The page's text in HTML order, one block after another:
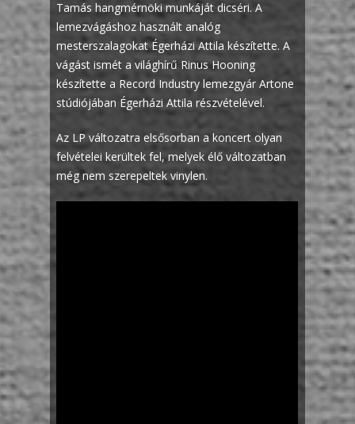
Tamás hangmérnöki munkáját dicséri. A
lemezvágáshoz használt analóg
mesterszalagokat Égerházi Attila készítette. A
vágást ismét a világhírű Rinus Hooning
készítette a Record Industry lemezgyár Artone
stúdiójában Égerházi Attila részvételével.
Az LP változatra elsősorban a koncert olyan
felvételei kerültek fel, melyek élő változatban
még nem szerepeltek vinylen.